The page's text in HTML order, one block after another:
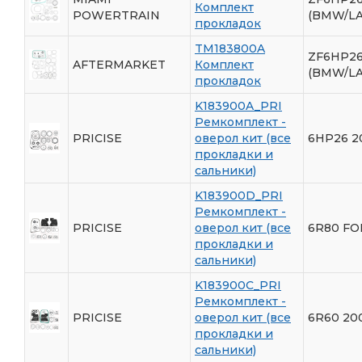
POWERTRAIN
Комплект
прокладок
(BMW/
AFTERMARKET
TM183800A
Комплект
прокладок
(BMW/
PRICISE
K183900A_PRI
Ремкомплект -
оверол кит (все
прокладки и
сальники)
6HP26
PRICISE
K183900D_PRI
Ремкомплект -
оверол кит (все
прокладки и
сальники)
6R80
PRICISE
K183900C_PRI
Ремкомплект -
оверол кит (все
прокладки и
сальники)
6R60